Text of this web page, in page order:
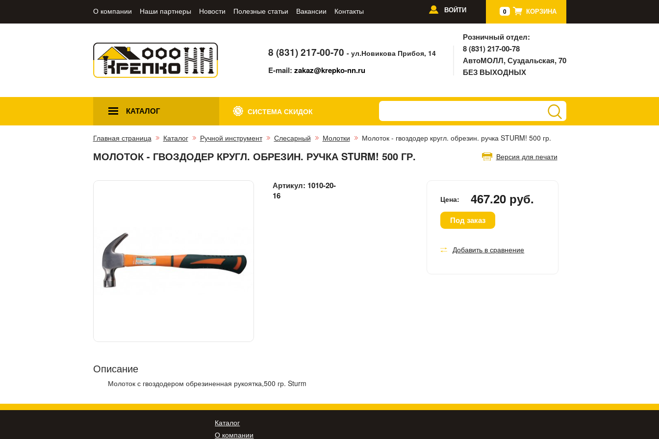
О компании Наши партнеры Новости Полезные статьи Вакансии Контакты 0 КОРЗИНА
ВОЙТИ
8 (831) 217-00-70- ул.Новикова Прибоя, 14
E-mail:zakaz@krepko-nn.ru
Розничный отдел:
8 (831) 217-00-78
АвтоМОЛЛ, Суздальская, 70
БЕЗ ВЫХОДНЫХ
КАТАЛОГ СИСТЕМА СКИДОК
Главная страница Каталог Ручной инструмент Слесарный Молотки
Молоток - гвоздодер кругл. обрезин. ручка STURM! 500 гр.
Версия для печати
МОЛОТОК - ГВОЗДОДЕР КРУГЛ. ОБРЕЗИН. РУЧКА STURM! 500 ГР.
Артикул: 1010-20-
16
Цена: 467.20 руб.
Под заказ
Добавить в сравнение
Описание
Молоток с гвоздодером обрезиненная рукоятка,500 гр. Sturm
Каталог
О компании